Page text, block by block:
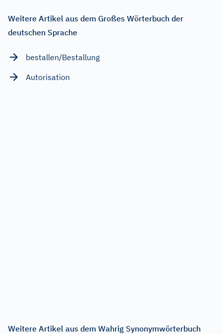
Weitere Artikel aus dem Großes Wörterbuch der
deutschen Sprache
bestallen/Bestallung
Autorisation
Weitere Artikel aus dem Wahrig Synonymwörterbuch